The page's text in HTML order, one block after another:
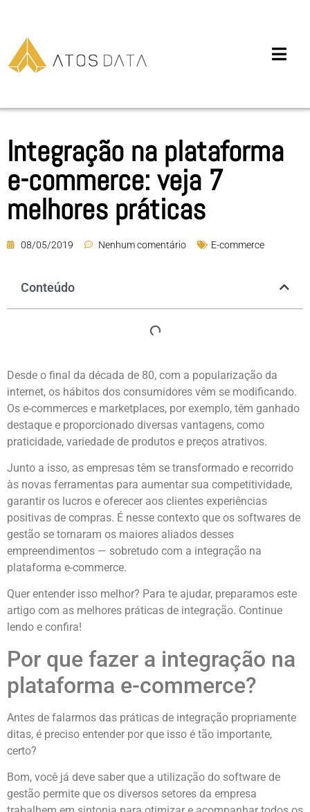
Integração na plataforma
e-commerce: veja 7
melhores práticas
08/05/2019 Nenhum comentário E-commerce
Conteúdo
Desde o final da década de 80, com a popularização da
internet, os hábitos dos consumidores vêm se modificando.
Os e-commerces e marketplaces, por exemplo, têm ganhado
destaque e proporcionado diversas vantagens, como
praticidade, variedade de produtos e preços atrativos.
Junto a isso, as empresas têm se transformado e recorrido
às novas ferramentas para aumentar sua competitividade,
garantir os lucros e oferecer aos clientes experiências
positivas de compras. É nesse contexto que os softwares de
gestão se tornaram os maiores aliados desses
empreendimentos — sobretudo com a integração na
plataforma e-commerce.
Quer entender isso melhor? Para te ajudar, preparamos este
artigo com as melhores práticas de integração. Continue
lendo e confira!
Por que fazer a integração na
plataforma e-commerce?
Antes de falarmos das práticas de integração propriamente
ditas, é preciso entender por que isso é tão importante,
certo?
Bom, você já deve saber que a utilização do software de
gestão permite que os diversos setores da empresa